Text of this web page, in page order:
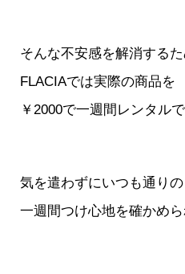
そんな不安感を解消する
FLACIAでは実際の商品を
￥2000で一週間レンタル
気を遣わずにいつも通り
一週間つけ心地を確かめ